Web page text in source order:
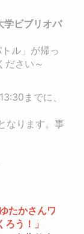
ビブリオバ
ル」が帰っ
ださい～
までに、
なります。事
たかさんワ
う！」